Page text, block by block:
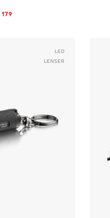
179
Led
Lenser